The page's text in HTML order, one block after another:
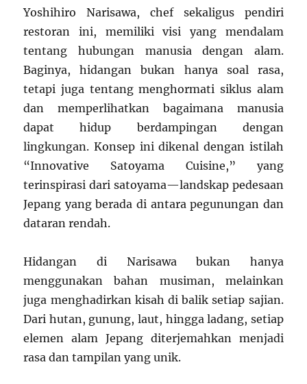
Yoshihiro Narisawa, chef sekaligus pendiri
restoran ini, memiliki visi yang mendalam
tentang hubungan manusia dengan alam.
Baginya, hidangan bukan hanya soal rasa,
tetapi juga tentang menghormati siklus alam
dan memperlihatkan bagaimana manusia
dapat hidup berdampingan dengan
lingkungan. Konsep ini dikenal dengan istilah
“Innovative Satoyama Cuisine,” yang
terinspirasi dari satoyama—landskap pedesaan
Jepang yang berada di antara pegunungan dan
dataran rendah.
Hidangan di Narisawa bukan hanya
menggunakan bahan musiman, melainkan
juga menghadirkan kisah di balik setiap sajian.
Dari hutan, gunung, laut, hingga ladang, setiap
elemen alam Jepang diterjemahkan menjadi
rasa dan tampilan yang unik.